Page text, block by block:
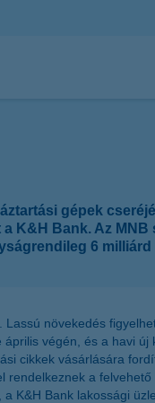
gépek
K&H Bank. Az
6
növekedés
végén, és a havi
cikkek vásárlására
a
K&H Bank lakossági